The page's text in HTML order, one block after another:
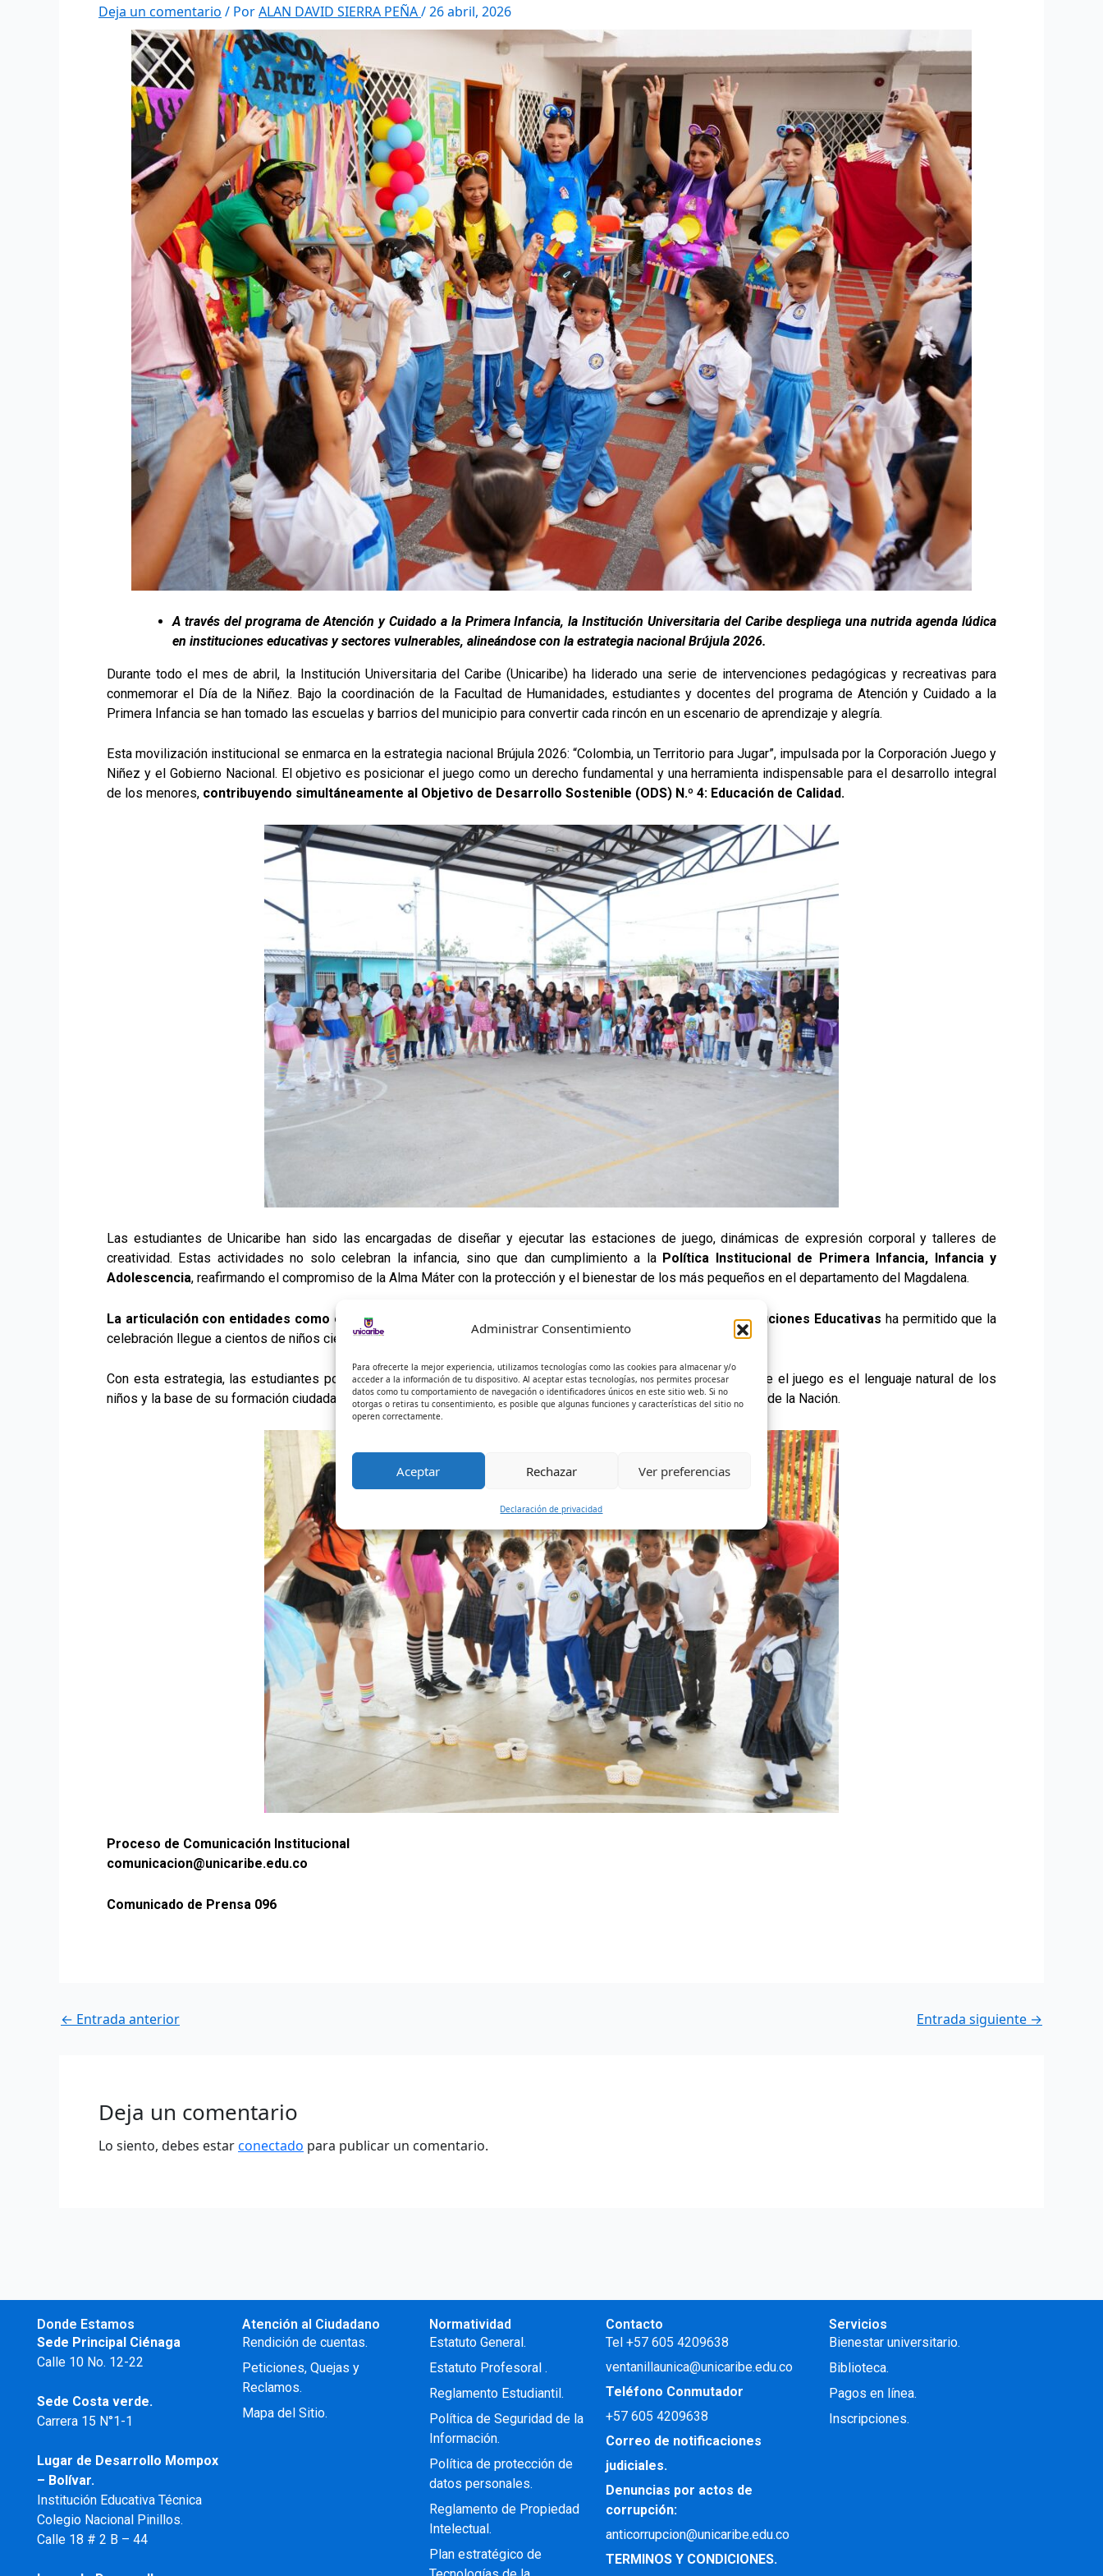
Administrar Consentimiento
Para ofrecerte la mejor experiencia, utilizamos tecnologías como las cookies para almacenar y/o
acceder a la información de tu dispositivo. Al aceptar estas tecnologías, nos permites procesar
datos como tu comportamiento de navegación o identificadores únicos en este sitio web. Si no
otorgas o retiras tu consentimiento, es posible que algunas funciones y características del sitio no
operen correctamente.
Aceptar Rechazar Ver preferencias
Declaración de privacidad
Deja un comentario / PorALAN DAVID SIERRA PEÑA/26 abril, 2026
A través del programa de Atención y Cuidado a la Primera Infancia, la Institución Universitaria del Caribe despliega una nutrida agenda lúdica
en instituciones educativas y sectores vulnerables, alineándose con la estrategia nacional Brújula 2026.
Durante todo el mes de abril, la Institución Universitaria del Caribe (Unicaribe) ha liderado una serie de intervenciones pedagógicas y recreativas para
conmemorar el Día de la Niñez. Bajo la coordinación de la Facultad de Humanidades, estudiantes y docentes del programa de Atención y Cuidado a la
Primera Infancia se han tomado las escuelas y barrios del municipio para convertir cada rincón en un escenario de aprendizaje y alegría.
Esta movilización institucional se enmarca en la estrategia nacional Brújula 2026: “Colombia, un Territorio para Jugar”, impulsada por la Corporación Juego y
Niñez y el Gobierno Nacional. El objetivo es posicionar el juego como un derecho fundamental y una herramienta indispensable para el desarrollo integral
de los menores, contribuyendo simultáneamente al Objetivo de Desarrollo Sostenible (ODS) N.º 4: Educación de Calidad.
Las estudiantes de Unicaribe han sido las encargadas de diseñar y ejecutar las estaciones de juego, dinámicas de expresión corporal y talleres de
creatividad. Estas actividades no solo celebran la infancia, sino que dan cumplimiento a la Política Institucional de Primera Infancia, Infancia y
Adolescencia, reafirmando el compromiso de la Alma Máter con la protección y el bienestar de los más pequeños en el departamento del Magdalena.
La articulación con entidades como el Instituto Colombiano de Bienestar Familiar (ICBF) y diversas Instituciones Educativas ha permitido que la
celebración llegue a cientos de niños cienagueros.
Con esta estrategia, las estudiantes ponen en práctica sus competencias en escenarios reales, entendiendo que el juego es el lenguaje natural de los
niños y la base de su formación ciudadana. De esta manera, Unicaribe celebra a quienes son el presente y el futuro de la Nación.
Proceso de Comunicación Institucional
comunicacion@unicaribe.edu.co
Comunicado de Prensa 096
← Entrada anterior Entrada siguiente →
Deja un comentario
Lo siento, debes estarconectado para publicar un comentario.
Donde Estamos
Sede Principal Ciénaga
Calle 10 No. 12-22
Sede Costa verde.
Carrera 15 N°1-1
Lugar de Desarrollo Mompox
– Bolívar.
Institución Educativa Técnica
Colegio Nacional Pinillos.
Calle 18 # 2 B – 44
Atención al Ciudadano
Rendición de cuentas.
Peticiones, Quejas y
Reclamos.
Mapa del Sitio.
Normatividad
Estatuto General.
Estatuto Profesoral .
Reglamento Estudiantil.
Política de Seguridad de la
Información.
Política de protección de
datos personales.
Reglamento de Propiedad
Intelectual .
Plan estratégico de
Contacto
Tel +57 605 4209638
ventanillaunica@unicaribe.edu.co
Teléfono Conmutador
+57605 4209638
Correo de notificaciones
judiciales.
Denuncias por actos de
corrupción:
anticorrupcion@unicaribe.edu.co
TERMINOS Y CONDICIONES.
Servicios
Bienestar universitario.
Biblioteca.
Pagos en línea.
Inscripciones.